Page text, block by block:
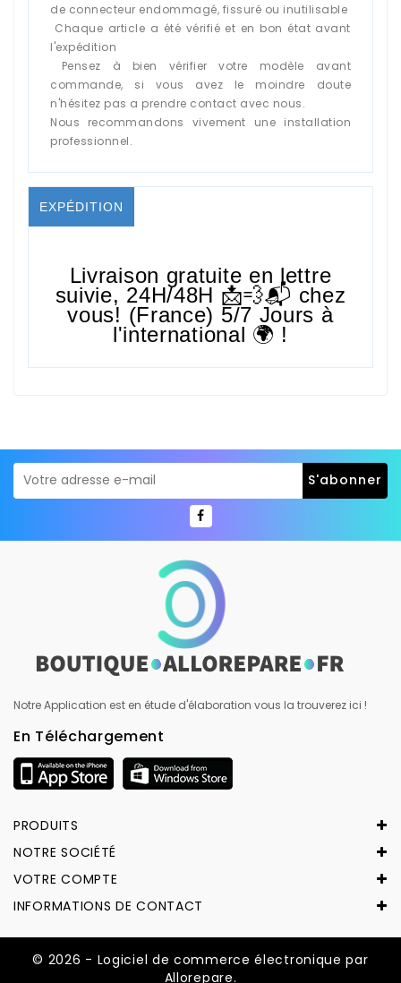
de connecteur endommagé, fissuré ou inutilisable
Chaque article a été vérifié et en bon état avant
l'expédition
Pensez à bien vérifier votre modèle avant
commande, si vous avez le moindre doute
n'hésitez pas a prendre contact avec nous.
Nous recommandons vivement une installation
professionnel.
EXPÉDITION
Livraison gratuite en lettre
suivie, 24H/48H 📩💨📬 chez
vous! (France) 5/7 Jours à
l'international 🌍 !
Notre Application est en étude d'élaboration vous la trouverez ici !
En Téléchargement
PRODUITS
NOTRE SOCIÉTÉ
VOTRE COMPTE
INFORMATIONS DE CONTACT
© 2026 - Logiciel de commerce électronique par
Allorepare.